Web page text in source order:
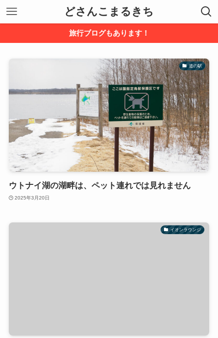
どさんこまるきち
旅行ブログもあります！
道の駅
ウトナイ湖の湖畔は、ペット連れでは見れません
2025年3月20日
イオンラウンジ